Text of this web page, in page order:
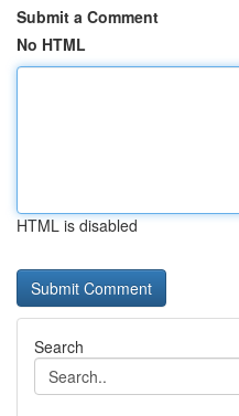
Submit a Comment
No HTML
HTML is disabled
Search